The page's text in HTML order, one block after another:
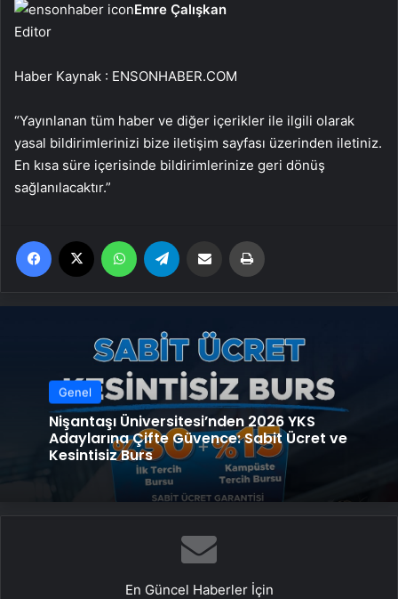
Emre Çalışkan
Editor
Haber Kaynak : ENSONHABER.COM
“Yayınlanan tüm haber ve diğer içerikler ile ilgili olarak
yasal bildirimlerinizi bize iletişim sayfası üzerinden iletiniz.
En kısa süre içerisinde bildirimlerinize geri dönüş
sağlanılacaktır.”
Facebook WhatsApp Email'den paylaş
Genel
Nişantaşı Üniversitesi’nden 2026 YKS
Adaylarına Çifte Güvence: Sabit Ücret ve
Kesintisiz Burs
En Güncel Haberler İçin